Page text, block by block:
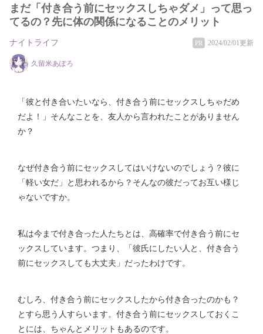
まだ「付き合う前にセックスしちゃダメ」って思っ
てるの？先に体の関係になることのメリット
ナイトライフ PR 2024/02/01更新
久留米あぽろ
「彼と付き合いたいなら、付き合う前にセックスしちゃだめ
だよ！」そんなことを、友人から言われたことがありません
か？
なぜ付き合う前にセックスしてはいけないのでしょう？彼に
「軽い女だ」と思われるから？そんなの彼だってお互い様じ
ゃないですか。
私は今まで付き合った人たちとは、高確率で付き合う前にセ
ックスしています。つまり、「彼氏にしたい人と、付き合う
前にセックスしても大丈夫」だったわけです。
むしろ、付き合う前にセックスしたから付き合ったのかも？
とすら思う人すらいます。付き合う前にセックスしておくこ
とには、ちゃんとメリットもあるのです。